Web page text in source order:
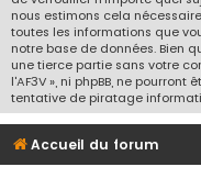
nous estimons cela
toutes les informations que
notre base de données. Bien
une tierce partie sans votre
l'AF3V », ni phpBB, ne
tentative de piratage
Accueil du forum